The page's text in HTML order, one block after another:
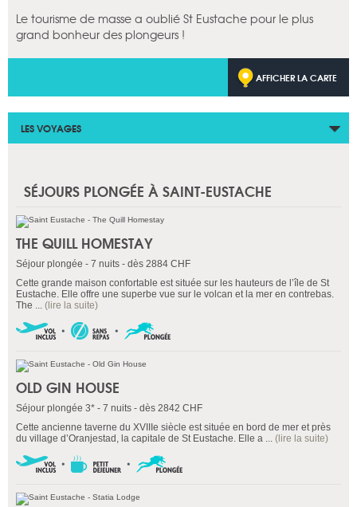
Le tourisme de masse a oublié St Eustache pour le plus
grand bonheur des plongeurs !
AFFICHER LA CARTE
LES VOYAGES
SÉJOURS PLONGÉE À SAINT-EUSTACHE
THE QUILL HOMESTAY
Séjour plongée - 7 nuits - dès 2884 CHF
Cette grande maison confortable est située sur les hauteurs de l’île de St
Eustache. Elle offre une superbe vue sur le volcan et la mer en contrebas.
The ... (lire la suite)
OLD GIN HOUSE
Séjour plongée 3* - 7 nuits - dès 2842 CHF
Cette ancienne taverne du XVIIIe siècle est située en bord de mer et près
du village d’Oranjestad, la capitale de St Eustache. Elle a ... (lire la suite)